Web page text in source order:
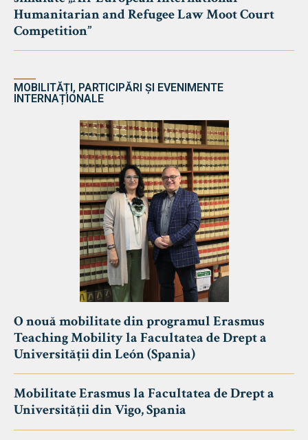
Humanitarian and Refugee Law Moot Court
Competition”
MOBILITĂȚI, PARTICIPĂRI ȘI EVENIMENTE
INTERNAȚIONALE
O nouă mobilitate din programul Erasmus
Teaching Mobility la Facultatea de Drept a
Universității din León (Spania)
Mobilitate Erasmus la Facultatea de Drept a
Universității din Vigo, Spania